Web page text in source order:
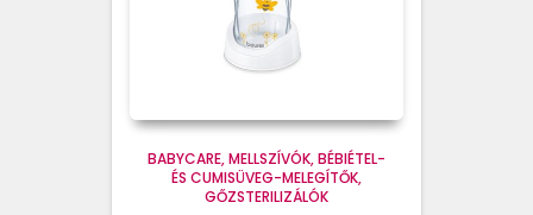
BABYCARE MELLSZÍVÓK, BÉBIÉTEL-
ÉS CUMISÜVEG-MELEGÍTŐK,
GŐZSTERILIZÁLÓK